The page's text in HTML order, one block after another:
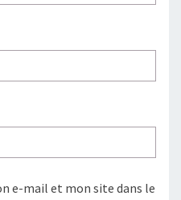
e-mail et mon site dans le